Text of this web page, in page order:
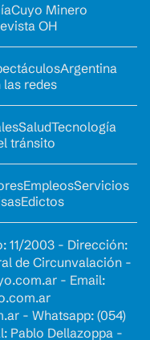
Cuyo Minero
OH
Argentina
las redes
SaludTecnología
tránsito
EmpleosServicios
Edictos
11/2003 - Dirección:
de Circunvalación -
- Email:
- Whatsapp: (054)
Pablo Dellazoppa -